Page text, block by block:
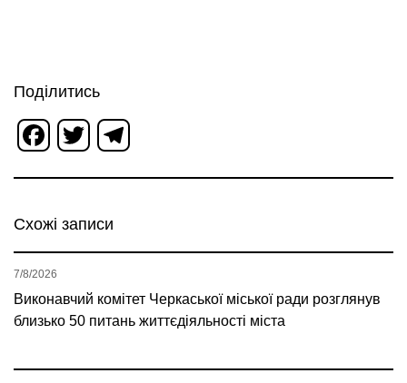
Поділитись
Facebook
Twitter
Схожі записи
Виконавчий комітет Черкаської міської ради розглянув
близько 50 питань життєдіяльності міста
7/8/2026